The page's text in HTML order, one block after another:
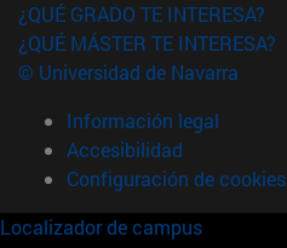
¿QUÉ GRADO TE INTERESA?
¿QUÉ MÁSTER TE INTERESA?
© Universidad de Navarra
Información legal
Accesibilidad
Configuración de cookies
Localizador de campus